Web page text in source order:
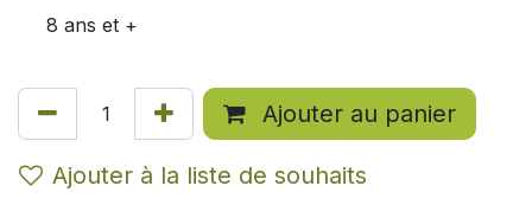
8 ans et +
Ajouter au panier
Ajouter à la liste de souhaits